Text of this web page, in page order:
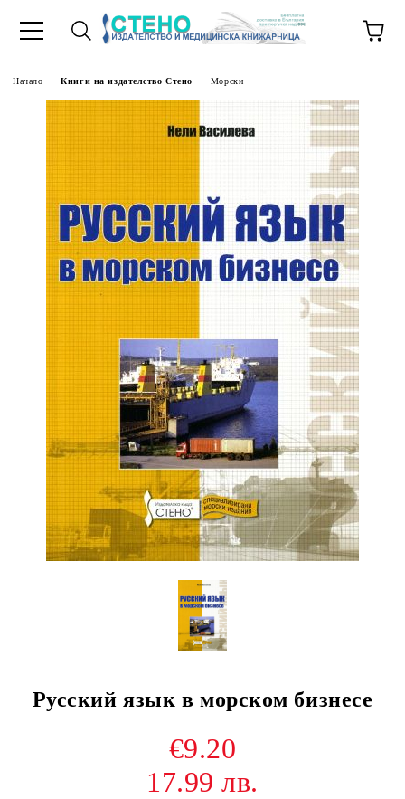
Начало Книги на издателство Стено Морски
Русский язык в морском бизнесе
€9.20
17.99 лв.